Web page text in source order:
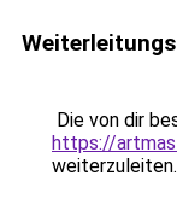
Die von dir
https://
weiterzuleiten.